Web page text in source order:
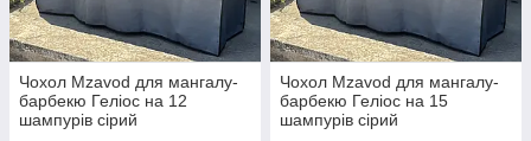
Чохол Mzavod для мангалу-
барбекю Геліос на 12
шампурів сірий
Чохол Mzavod для мангалу-
барбекю Геліос на 15
шампурів сірий